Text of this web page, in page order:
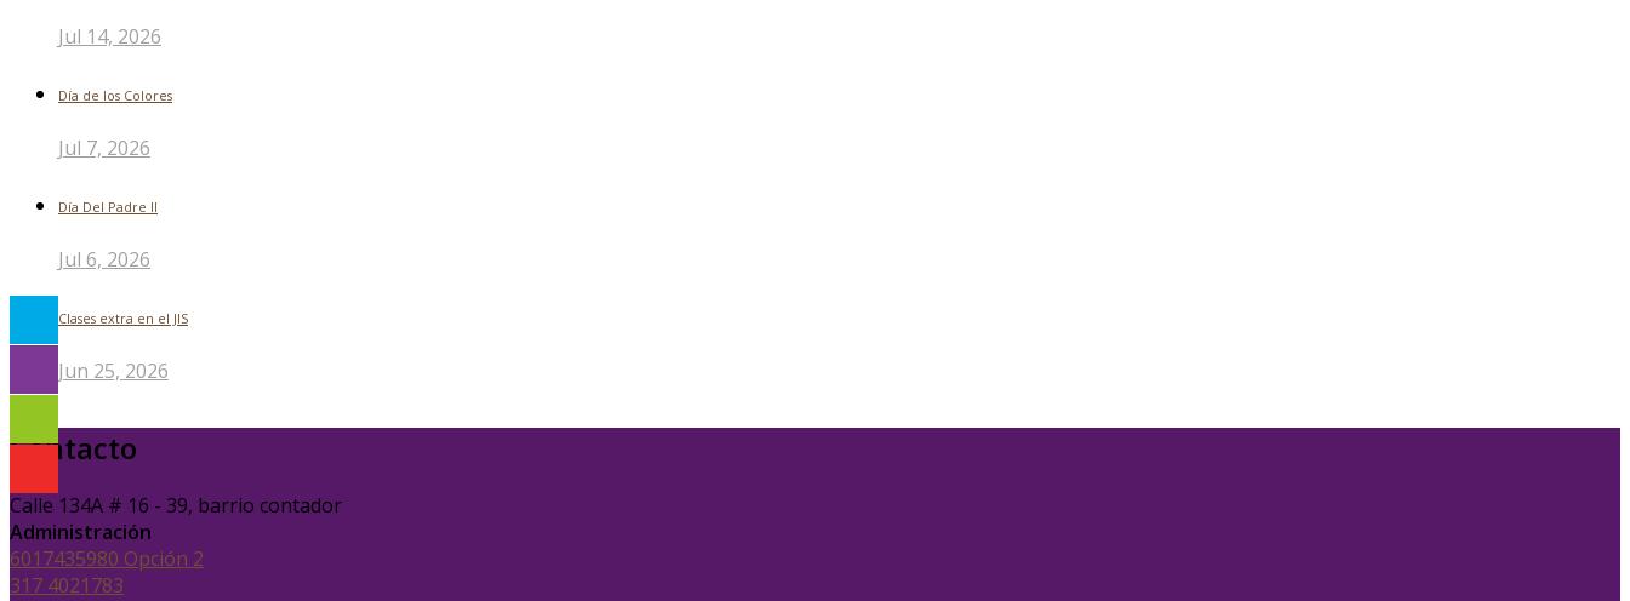
Jul 14, 2026
Día de los Colores
Jul 7, 2026
Día Del Padre ll
Jul 6, 2026
Clases extra en el JIS
Jun 25, 2026
Contacto
Calle 134A # 16 - 39, barrio contador
Administración
6017435980 Opción 2
317 4021783